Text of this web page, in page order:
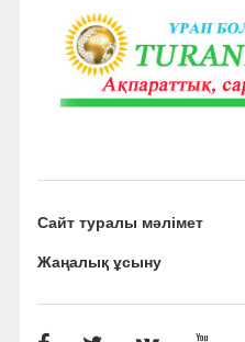
Сайт туралы мәлімет
Жаңалық ұсыну